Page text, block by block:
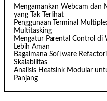
Mengamankan Webcam dan
yang Tak Terlihat
Penggunaan Terminal
Multitasking
Mengatur Parental Control di
Lebih Aman
Bagaimana Software
Skalabilitas
Analisis Heatsink Modular
Panjang